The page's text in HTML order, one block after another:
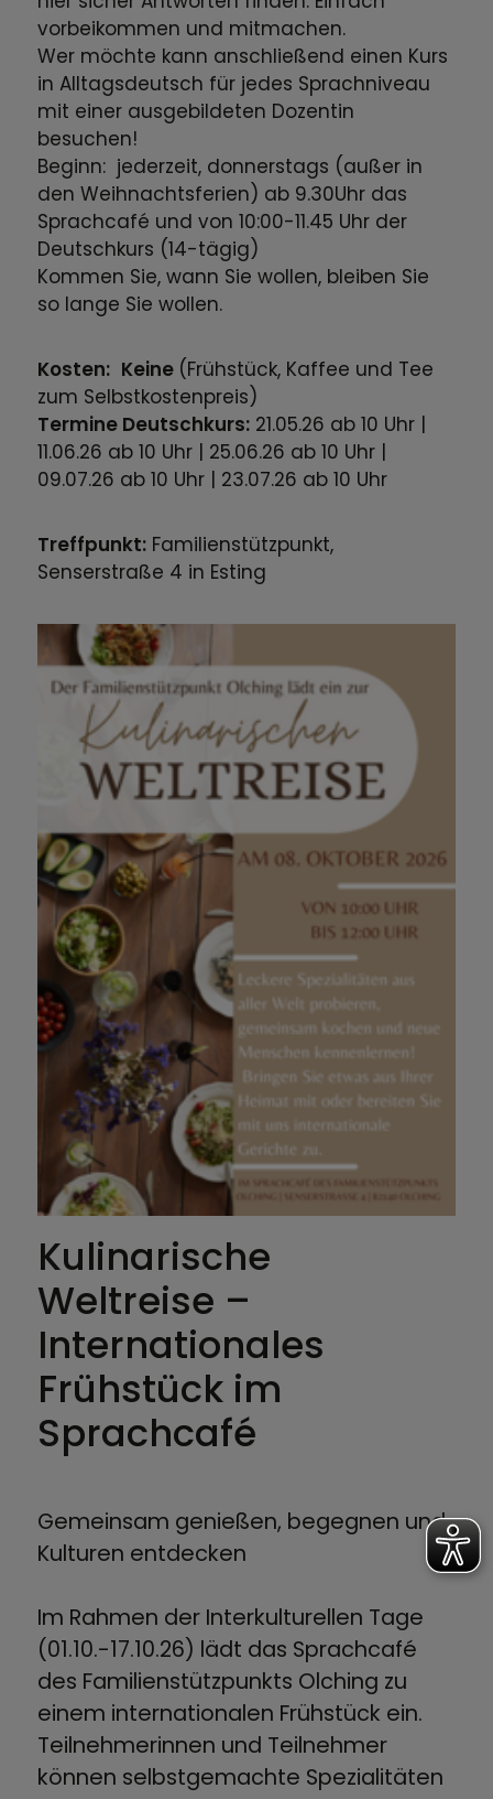
vorbeikommen und mitmachen.
Wer möchte kann anschließend einen Kurs
in Alltagsdeutsch für jedes Sprachniveau
mit einer ausgebildeten Dozentin
besuchen!
Beginn: jederzeit, donnerstags (außer in
den Weihnachtsferien) ab 9.30Uhr das
Sprachcafé und von 10:00-11.45 Uhr der
Deutschkurs (14-tägig)
Kommen Sie, wann Sie wollen, bleiben Sie
so lange Sie wollen.
Kosten: Keine (Frühstück, Kaffee und Tee
zum Selbstkostenpreis)
Termine Deutschkurs: 21.05.26 ab 10 Uhr |
11.06.26 ab 10 Uhr | 25.06.26 ab 10 Uhr |
09.07.26 ab 10 Uhr | 23.07.26 ab 10 Uhr
Treffpunkt: Familienstützpunkt,
Senserstraße 4 in Esting
Kulinarische
Weltreise –
Internationales
Frühstück im
Sprachcafé
Gemeinsam genießen, begegnen und
Kulturen entdecken
Im Rahmen der Interkulturellen Tage
(01.10.-17.10.26) lädt das Sprachcafé
des Familienstützpunkts Olching zu
einem internationalen Frühstück ein.
Teilnehmerinnen und Teilnehmer
können selbstgemachte Spezialitäten